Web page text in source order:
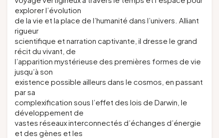
explorer l’évolution
de la vie et la place de l’humanité dans l’univers. Alliant
rigueur
scientifique et narration captivante, il dresse le grand
récit du vivant, de
l’apparition mystérieuse des premières formes de vie
jusqu’à son
existence possible ailleurs dans le cosmos, en passant
par sa
complexification sous l’effet des lois de Darwin, le
développement de
vastes réseaux interconnectés d’échanges d’énergie
et des gènes et les